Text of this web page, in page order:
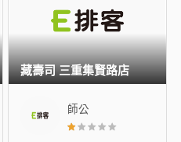
師公
藏壽司 三重集賢路店